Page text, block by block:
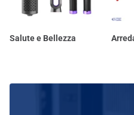
Salute e Bellezza